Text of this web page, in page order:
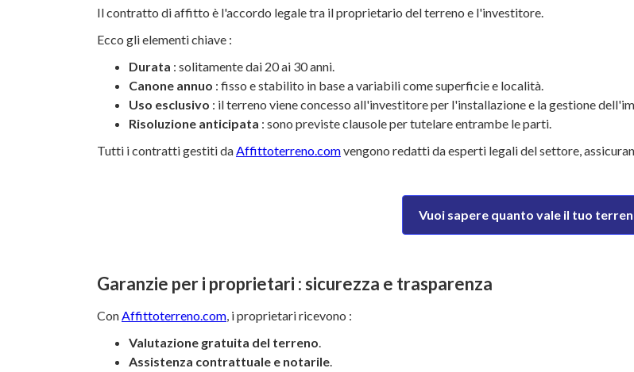
Il contratto di affitto è l'accordo legale tra il proprietario del terreno e l'investitore.
Ecco gli elementi chiave :
Durata : solitamente dai 20 ai 30 anni.
Canone annuo : fisso e stabilito in base a variabili come superficie e località.
Uso esclusivo : il terreno viene concesso all'investitore per l'installazione e la gestione
Risoluzione anticipata : sono previste clausole per tutelare entrambe le parti.
Tutti i contratti gestiti daAffittoterreno.comvengono redatti da esperti legali del settore,
Vuoi sapere quanto vale il tuo
Garanzie per i proprietari : sicurezza e trasparenza
ConAffittoterreno.com, i proprietari ricevono :
Valutazione gratuita del terreno.
Assistenza contrattuale e notarile.